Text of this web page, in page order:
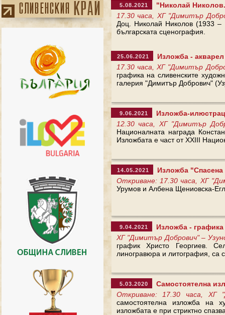
5.08.2021
"Николай
17.30 часа, ХГ "Димитър
Доц. Николай Николов (1933
българската сценография.
25.06.2021
Изложба -
17.30 часа, ХГ "Димитър
графика на сливенските
галерия "Димитър Добрович"
9.06.2021
Изложба-
12.30 часа, ХГ "Димитър
Националната награда
Изложбата е част от XXIII
14.05.2021
Изложба
Откриване: 17.30 часа, ХГ
Урумов и Албена Щениовска-
9.04.2021
Изложба -
ХГ "Димитър Добрович" –
график Христо Георгиев.
линогравюра и литография, са
5.03.2020
Самостоятелна
Откриване: 17.30 часа, ХГ
самостоятелна изложба на
изложбата е при стриктно